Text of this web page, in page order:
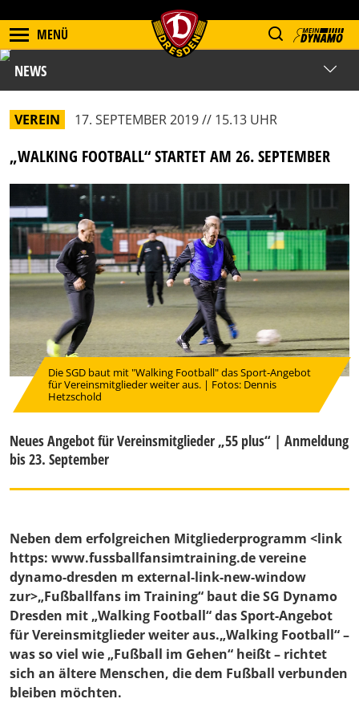
MENÜ
NEWS
VEREIN 17. SEPTEMBER 2019 // 15.13 UHR
„WALKING FOOTBALL“ STARTET AM 26. SEPTEMBER
Die SGD baut mit "Walking Football" das Sport-Angebot
für Vereinsmitglieder weiter aus. | Fotos: Dennis
Hetzschold
Neues Angebot für Vereinsmitglieder „55 plus“ | Anmeldung
bis 23. September
Neben dem erfolgreichen Mitgliederprogramm <link
https: www.fussballfansimtraining.de vereine
dynamo-dresden m external-link-new-window
zur>„Fußballfans im Training“ baut die SG Dynamo
Dresden mit „Walking Football“ das Sport-Angebot
für Vereinsmitglieder weiter aus.„Walking Football“ –
was so viel wie „Fußball im Gehen“ heißt – richtet
sich an ältere Menschen, die dem Fußball verbunden
bleiben möchten.